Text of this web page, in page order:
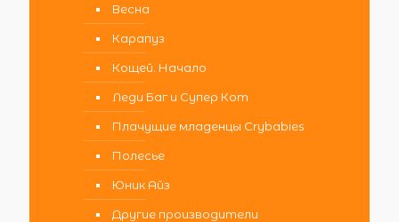
Весна
Карапуз
Кощей. Начало
Леди Баг и Супер Кот
Плачущие младенцы Crybabies
Полесье
Юник Айз
Другие производители